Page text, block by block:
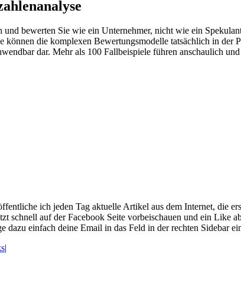
bewerten Sie wie ein Unternehmer, nicht wie ein
können die komplexen Bewertungsmodelle tatsächlich in der
dar. Mehr als 100 Fallbeispiele führen anschaulich
ich jeden Tag aktuelle Artikel aus dem Internet, die
schnell auf der Facebook Seite vorbeischauen und ein
dazu einfach deine Email in das Feld in der rechten Sidebar
|